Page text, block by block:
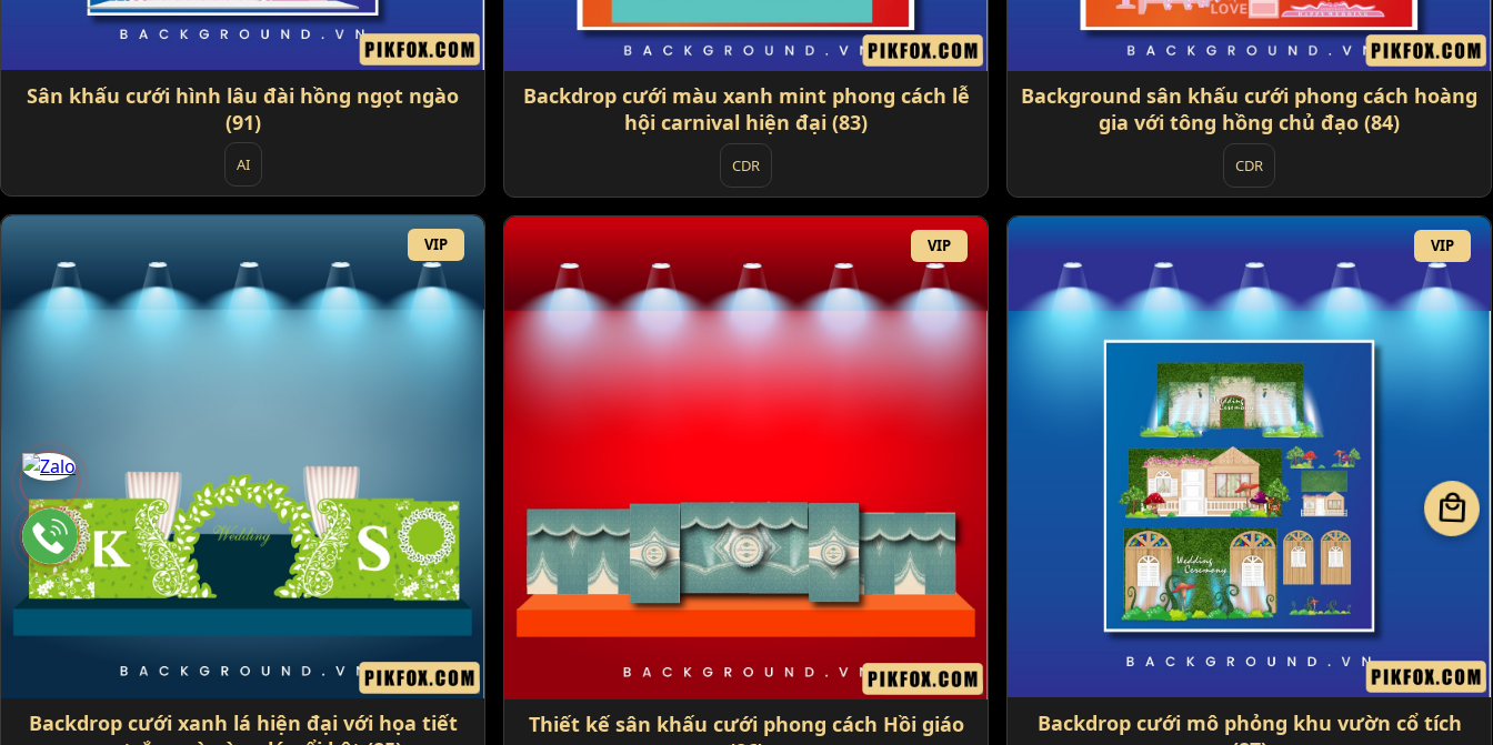
Sân khấu cưới hình lâu đài hồng ngọt ngào
(91)
AI
Backdrop cưới màu xanh mint phong cách lễ
hội carnival hiện đại (83)
CDR
Background sân khấu cưới phong cách hoàng
gia với tông hồng chủ đạo (84)
CDR
VIP
Backdrop cưới xanh lá hiện đại với họa tiết
VIP
Thiết kế sân khấu cưới phong cách Hồi giáo
VIP
Backdrop cưới mô phỏng khu vườn cổ tích
local_mall